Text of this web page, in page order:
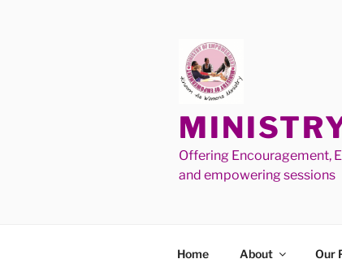
Offering Encouragement,
and empowering sessions
Home About Our